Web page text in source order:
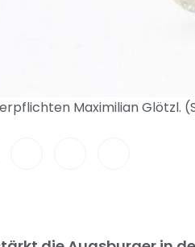
Maximilian Glötzl.